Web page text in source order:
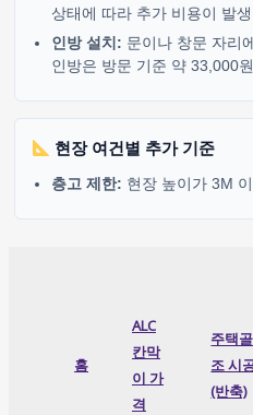
상태에 따라 추가 비용이 발
인방 설치: 문이나 창문 자리
인방은 방문 기준 약 33,000
현장 여건별 추가 기준
층고 제한: 현장 높이가 3M
홈
ALC
칸막
이 가
격
주택골
조 시
(반축)